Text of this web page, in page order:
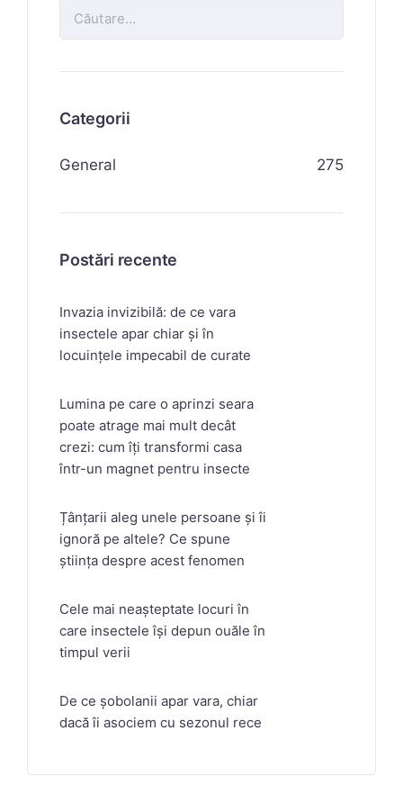
Categorii
General 275
Postări recente
Invazia invizibilă: de ce vara
insectele apar chiar și în
locuințele impecabil de curate
Lumina pe care o aprinzi seara
poate atrage mai mult decât
crezi: cum îți transformi casa
într-un magnet pentru insecte
Țânțarii aleg unele persoane și îi
ignoră pe altele? Ce spune
știința despre acest fenomen
Cele mai neașteptate locuri în
care insectele își depun ouăle în
timpul verii
De ce șobolanii apar vara, chiar
dacă îi asociem cu sezonul rece